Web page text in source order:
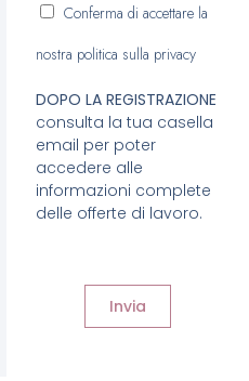
Conferma di accettare la
nostra politica sulla privacy
DOPO LA REGISTRAZIONE
consulta la tua casella
email per poter
accedere alle
informazioni complete
delle offerte di lavoro.
Invia